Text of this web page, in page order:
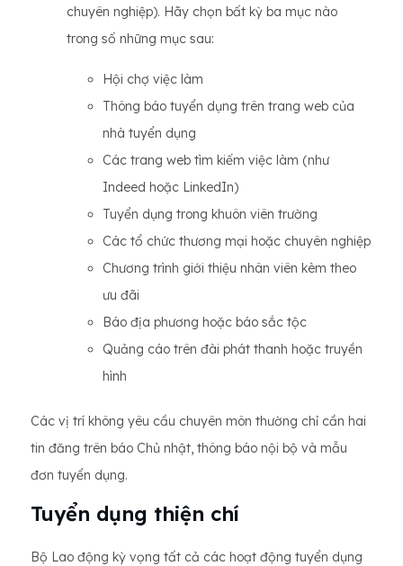
chuyên nghiệp). Hãy chọn bất kỳ ba mục nào
trong số những mục sau:
Hội chợ việc làm
Thông báo tuyển dụng trên trang web của
nhà tuyển dụng
Các trang web tìm kiếm việc làm (như
Indeed hoặc LinkedIn)
Tuyển dụng trong khuôn viên trường
Các tổ chức thương mại hoặc chuyên nghiệp
Chương trình giới thiệu nhân viên kèm theo
ưu đãi
Báo địa phương hoặc báo sắc tộc
Quảng cáo trên đài phát thanh hoặc truyền
hình
Các vị trí không yêu cầu chuyên môn thường chỉ cần hai
tin đăng trên báo Chủ nhật, thông báo nội bộ và mẫu
đơn tuyển dụng.
Tuyển dụng thiện chí
Bộ Lao động kỳ vọng tất cả các hoạt động tuyển dụng